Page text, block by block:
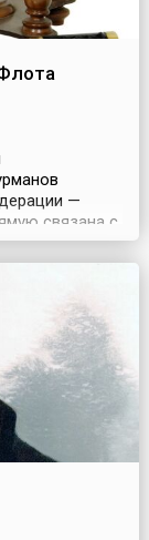
—
связана с
ВМФ,
исправной
День
и день